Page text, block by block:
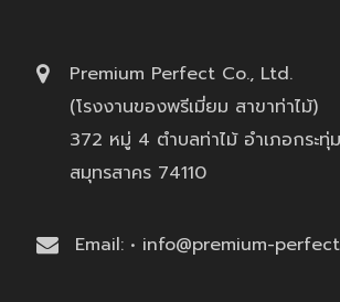
Premium Perfect Co., Ltd.
(โรงงานของพรีเมี่ยม สาขาท่าไม้)
372 หมู่ 4 ตำบลท่าไม้ อำเภอกระทุ่
สมุทรสาคร 74110
Email: • info@premium-